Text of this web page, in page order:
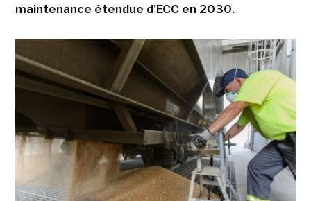
maintenance étendue d'ECC en 2030.